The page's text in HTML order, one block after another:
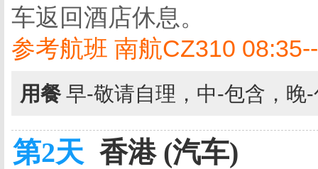
车返回酒店休息。
参考航班 南航CZ310
用餐 早-敬请自理，中-包含，晚
第2天 香港 (汽车)